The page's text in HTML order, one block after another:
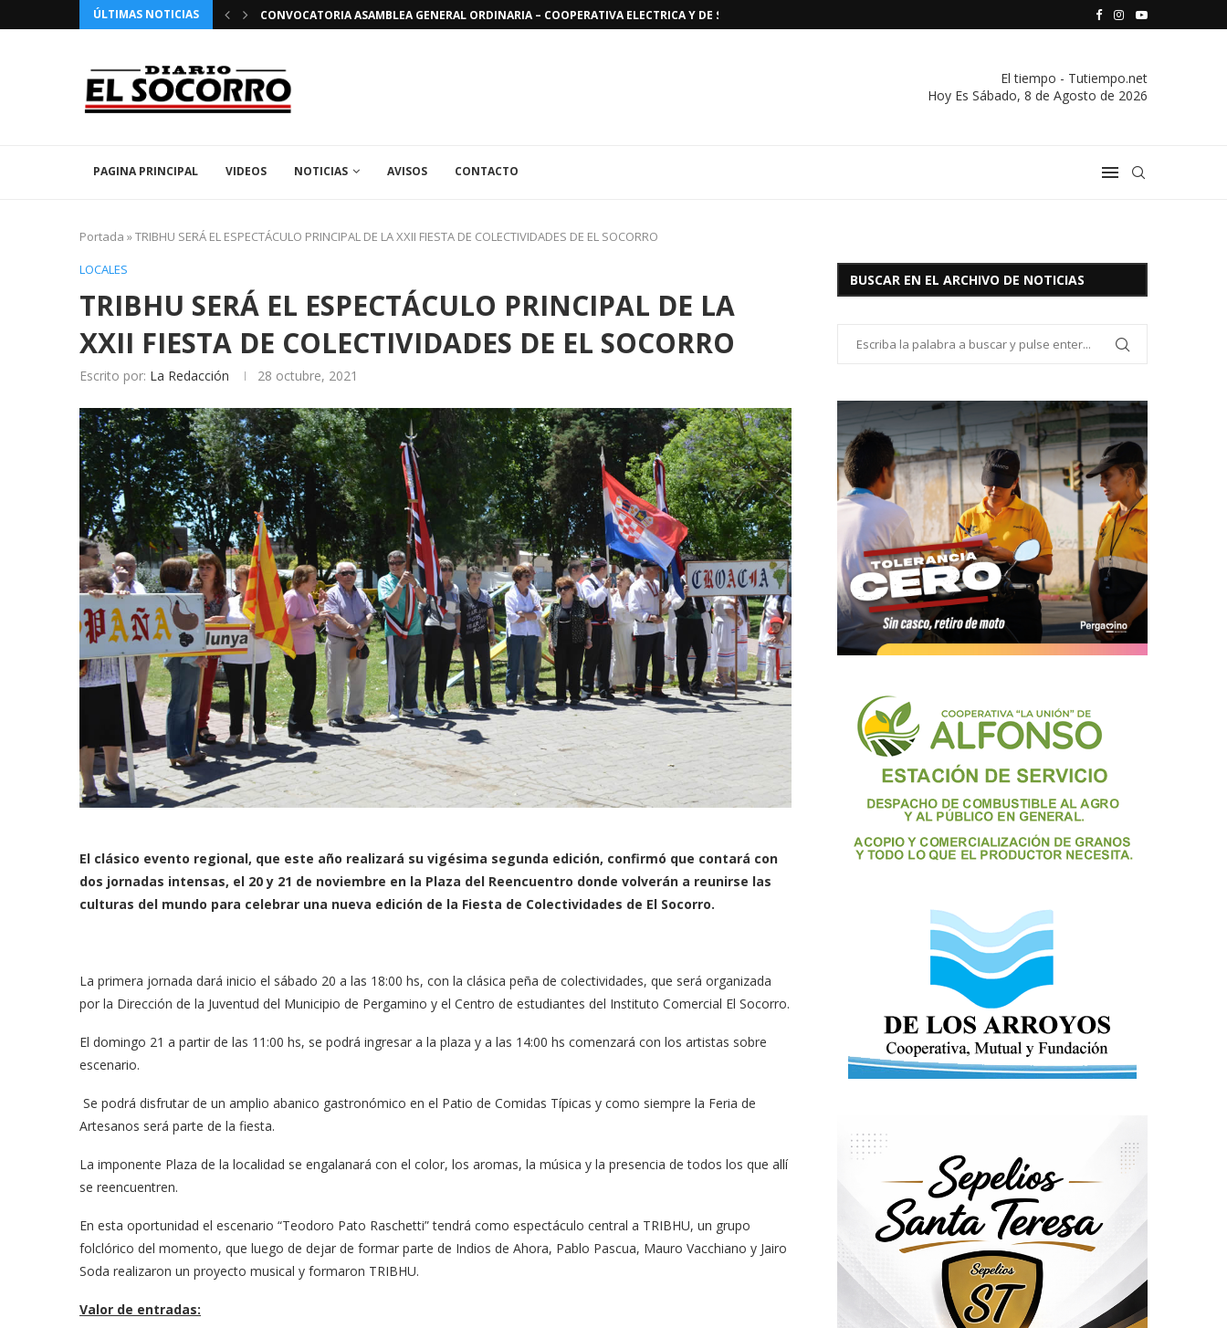
ÚLTIMAS NOTICIAS
PATRONALES 2026 EN EL SOCORRO CONVOCATORIA ASAMBLEA GENERAL ORDINARIA – COOPERATIVA ELECTRICA Y DE SERVICIOS PUBLICOS VIVIENDA Y CREDITO DE EL SOCORRO LTDA.
COMUNICADO IMPORTANTE DE LA COOPERATIVA
El tiempo - Tutiempo.net
Hoy Es Sábado, 8 de Agosto de 2026
PAGINA PRINCIPAL VIDEOS NOTICIAS AVISOS CONTACTO
Portada »TRIBHU SERÁ EL ESPECTÁCULO PRINCIPAL DE LA XXII FIESTA DE COLECTIVIDADES DE EL SOCORRO
LOCALES
TRIBHU SERÁ EL ESPECTÁCULO PRINCIPAL DE LA
XXII FIESTA DE COLECTIVIDADES DE EL SOCORRO
Escrito por: La Redacción 28 octubre, 2021
El clásico evento regional, que este año realizará su vigésima segunda edición, confirmó que contará con
dos jornadas intensas, el 20 y 21 de noviembre en la Plaza del Reencuentro donde volverán a reunirse las
culturas del mundo para celebrar una nueva edición de la Fiesta de Colectividades de El Socorro.
La primera jornada dará inicio el sábado 20 a las 18:00 hs, con la clásica peña de colectividades, que será organizada
por la Dirección de la Juventud del Municipio de Pergamino y el Centro de estudiantes del Instituto Comercial El Socorro.
El domingo 21 a partir de las 11:00 hs, se podrá ingresar a la plaza y a las 14:00 hs comenzará con los artistas sobre
escenario.
Se podrá disfrutar de un amplio abanico gastronómico en el Patio de Comidas Típicas y como siempre la Feria de
Artesanos será parte de la fiesta.
La imponente Plaza de la localidad se engalanará con el color, los aromas, la música y la presencia de todos los que allí
se reencuentren.
En esta oportunidad el escenario “Teodoro Pato Raschetti” tendrá como espectáculo central a TRIBHU, un grupo
folclórico del momento, que luego de dejar de formar parte de Indios de Ahora, Pablo Pascua, Mauro Vacchiano y Jairo
Soda realizaron un proyecto musical y formaron TRIBHU.
Valor de entradas:
BUSCAR EN EL ARCHIVO DE NOTICIAS